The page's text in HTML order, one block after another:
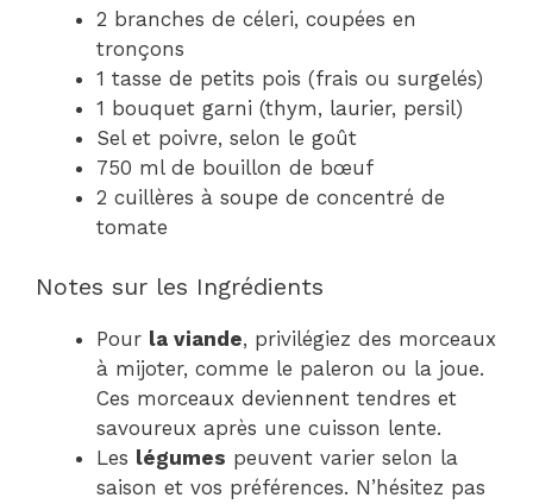
2 branches de céleri, coupées en
tronçons
1 tasse de petits pois (frais ou surgelés)
1 bouquet garni (thym, laurier, persil)
Sel et poivre, selon le goût
750 ml de bouillon de bœuf
2 cuillères à soupe de concentré de
tomate
Notes sur les Ingrédients
Pour la viande, privilégiez des morceaux
à mijoter, comme le paleron ou la joue.
Ces morceaux deviennent tendres et
savoureux après une cuisson lente.
Les légumes peuvent varier selon la
saison et vos préférences. N’hésitez pas